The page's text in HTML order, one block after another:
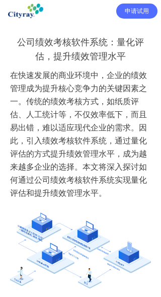
申请试用
公司绩效考核软件系统：量化评
估，提升绩效管理水平
在快速发展的商业环境中，企业的绩效
管理成为提升核心竞争力的关键因素之
一。传统的绩效考核方式，如纸质评
估、人工统计等，不仅效率低下，而且
易出错，难以适应现代企业的需求。因
此，引入绩效考核软件系统，通过量化
评估的方式提升绩效管理水平，成为越
来越多企业的选择。本文将深入探讨如
何通过公司绩效考核软件系统实现量化
评估和提升绩效管理水平。